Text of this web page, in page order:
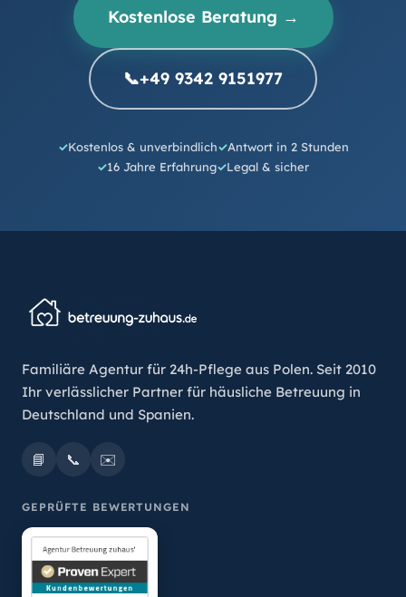
Kostenlose Beratung →
📞+49 9342 9151977
Kostenlos & unverbindlich
Antwort in 2 Stunden
16 Jahre Erfahrung
Legal & sicher
Familiäre Agentur für 24h-Pflege aus Polen. Seit 2010
Ihr verlässlicher Partner für häusliche Betreuung in
Deutschland und Spanien.
📘 📞 ✉️
GEPRÜFTE BEWERTUNGEN